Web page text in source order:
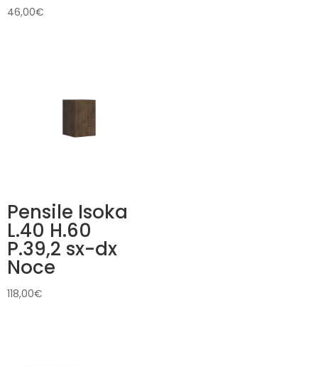
46,00€
Pensile Isoka
L.40 H.60
P.39,2 sx-dx
Noce
118,00€